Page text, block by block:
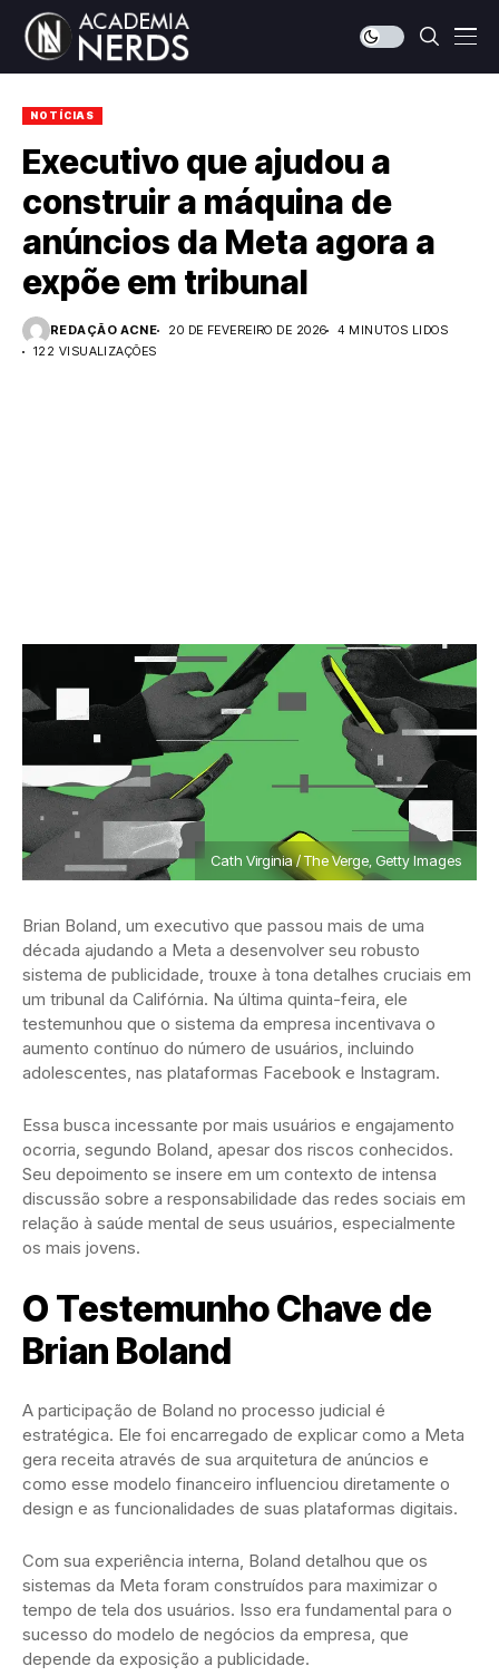
NOTÍCIAS
Executivo que ajudou a
construir a máquina de
anúncios da Meta agora a
expõe em tribunal
REDAÇÃO ACNE 20 DE FEVEREIRO DE 2026
4 MINUTOS LIDOS
122 VISUALIZAÇÕES
Cath Virginia / The Verge, Getty Images
Brian Boland, um executivo que passou mais de uma
década ajudando a Meta a desenvolver seu robusto
sistema de publicidade, trouxe à tona detalhes cruciais em
um tribunal da Califórnia. Na última quinta-feira, ele
testemunhou que o sistema da empresa incentivava o
aumento contínuo do número de usuários, incluindo
adolescentes, nas plataformas Facebook e Instagram.
Essa busca incessante por mais usuários e engajamento
ocorria, segundo Boland, apesar dos riscos conhecidos.
Seu depoimento se insere em um contexto de intensa
discussão sobre a responsabilidade das redes sociais em
relação à saúde mental de seus usuários, especialmente
os mais jovens.
O Testemunho Chave de
Brian Boland
A participação de Boland no processo judicial é
estratégica. Ele foi encarregado de explicar como a Meta
gera receita através de sua arquitetura de anúncios e
como esse modelo financeiro influenciou diretamente o
design e as funcionalidades de suas plataformas digitais.
Com sua experiência interna, Boland detalhou que os
sistemas da Meta foram construídos para maximizar o
tempo de tela dos usuários. Isso era fundamental para o
sucesso do modelo de negócios da empresa, que
depende da exposição a publicidade.